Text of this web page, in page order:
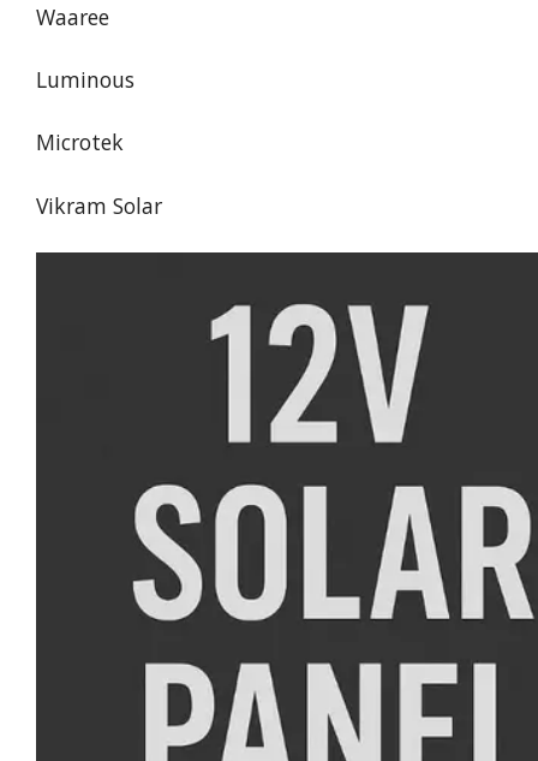
Waaree
Luminous
Microtek
Vikram Solar